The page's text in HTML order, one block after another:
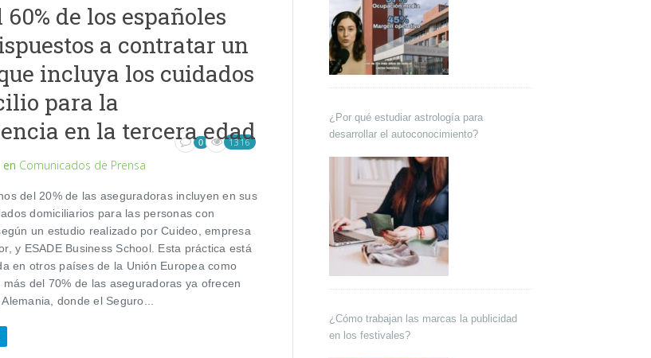
de los españoles
a contratar un
incluya los cuidados
para la
en la tercera edad
en Comunicados de Prensa
0 1316
del 20% de las aseguradoras incluyen en sus
domiciliarios para las personas con
un estudio realizado por Cuideo, empresa
y ESADE Business School. Esta práctica está
en otros países de la Unión Europea como
del 70% de las aseguradoras ya ofrecen
donde el Seguro...
¿Por qué estudiar astrología para
desarrollar el autoconocimiento?
¿Cómo trabajan las marcas la publicidad
en los festivales?